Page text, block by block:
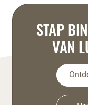
STAP
VAN